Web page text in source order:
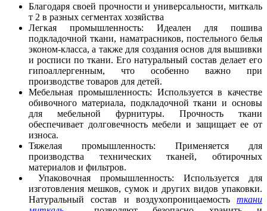
Благодаря своей прочности и универсальности, миткаль
т 2 в разных сегментах хозяйства
Легкая промышленность: Идеален для пошива
подкладочной ткани, наматрасников, постельного белья
эконом-класса, а также для создания основ для вышивки
и росписи по ткани. Его натуральный состав делает его
гипоаллергенным, что особенно важно при
производстве товаров для детей.
Мебельная промышленность: Используется в качестве
обивочного материала, подкладочной ткани и основы
для мебельной фурнитуры. Прочность ткани
обеспечивает долговечность мебели и защищает ее от
износа.
Тяжелая промышленность: Применяется для
производства технических тканей, обтирочных
материалов и фильтров.
Упаковочная промышленность: Используется для
изготовления мешков, сумок и других видов упаковки.
Натуральный состав и воздухопроницаемость ткани